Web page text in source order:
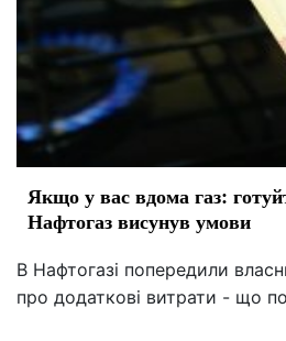
Якщо у вас вдома газ:
Нафтогаз висунув умови
В Нафтогазі попередили
про додаткові витрати - що